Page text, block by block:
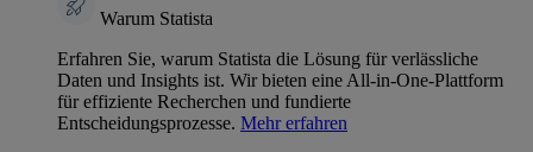
Warum Statista
Erfahren Sie, warum Statista die Lösung für verlässliche
Daten und Insights ist. Wir bieten eine All-in-One-Plattform
für effiziente Recherchen und fundierte
Entscheidungsprozesse. Mehr erfahren